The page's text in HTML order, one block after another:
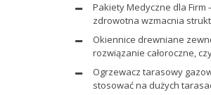
Pakiety Medyczne dla
zdrowotna wzmacnia
Okiennice drewniane
rozwiązanie całoroczne,
Ogrzewacz tarasowy
stosować na dużych